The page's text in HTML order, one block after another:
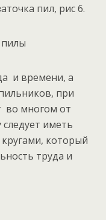
пил, рис 6.
и времени, а
при
во многом от
иметь
который
труда и